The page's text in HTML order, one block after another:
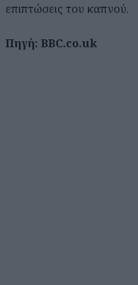
επιπτώσεις του καπνού.
Πηγή: BBC.co.uk